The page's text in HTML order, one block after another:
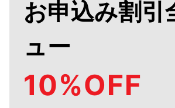
お申込み割引
ュー
10%OFF